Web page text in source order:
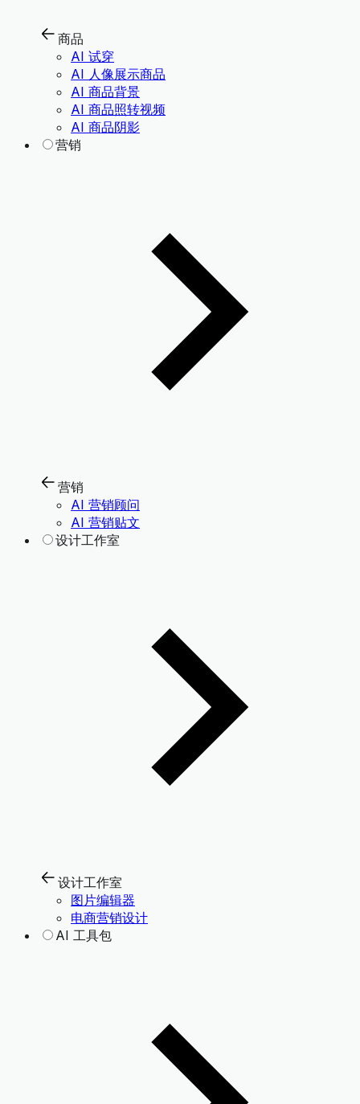
商品
AI 试穿
AI 人像展示商品
AI 商品背景
AI 商品照转视频
AI 商品阴影
营销
营销
AI 营销顾问
AI 营销贴文
设计工作室
设计工作室
图片编辑器
电商营销设计
AI 工具包